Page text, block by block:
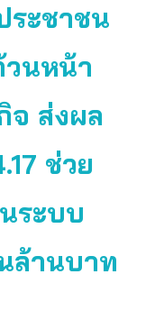
ะชาชน
นหน้า
จ ส่งผล
ช่วย
ระบบ
ล้านบาท